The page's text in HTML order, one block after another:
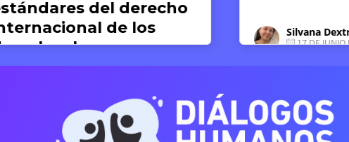
Silvana Dextre
17 DE JUNIO DE 2026